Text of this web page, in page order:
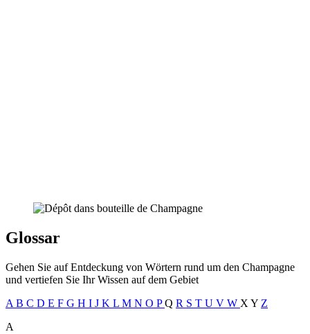
Glossar
Gehen Sie auf Entdeckung von Wörtern rund um den Champagne
und vertiefen Sie Ihr Wissen auf dem Gebiet
A B C D E F G H I J K L M N O PQ R S T U V W X Y Z
A